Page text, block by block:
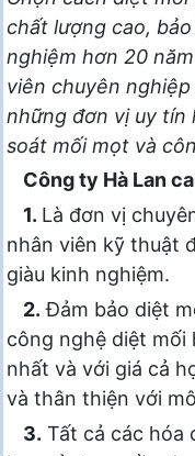
chất lượng cao,
nghiệm hơn 20
viên chuyên
những đơn vị uy tín
soát mối mọt và
Công ty Hà Lan
1. Là đơn vị
nhân viên kỹ thuật
giàu kinh nghiệm.
2. Đảm bảo diệt
công nghệ diệt mối
nhất và với giá cả
và thân thiện với
3. Tất cả các hóa